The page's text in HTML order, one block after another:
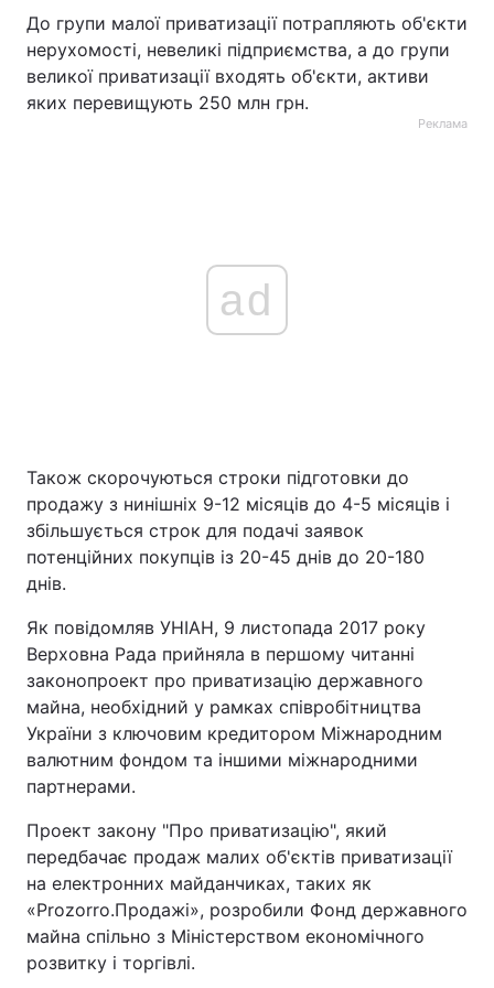
До групи малої приватизації потрапляють об'єкти
нерухомості, невеликі підприємства, а до групи
великої приватизації входять об'єкти, активи
яких перевищують 250 млн грн.
Реклама
ad
Також скорочуються строки підготовки до
продажу з нинішніх 9-12 місяців до 4-5 місяців і
збільшується строк для подачі заявок
потенційних покупців із 20-45 днів до 20-180
днів.
Як повідомляв УНІАН, 9 листопада 2017 року
Верховна Рада прийняла в першому читанні
законопроект про приватизацію державного
майна, необхідний у рамках співробітництва
України з ключовим кредитором Міжнародним
валютним фондом та іншими міжнародними
партнерами.
Проект закону "Про приватизацію", який
передбачає продаж малих об'єктів приватизації
на електронних майданчиках, таких як
«Prozorro.Продажі», розробили Фонд державного
майна спільно з Міністерством економічного
розвитку і торгівлі.